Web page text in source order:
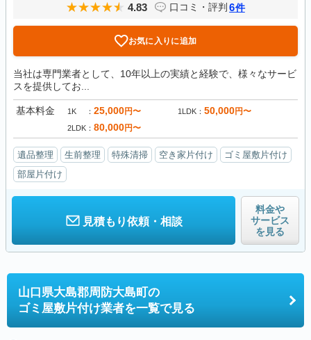
4.83 口コミ・評判 6件
お気に入りに追加
当社は専門業者として、10年以上の実績と経験で、様々なサービ
スを提供してお...
基本料金 1K 25,000円〜 1LDK 50,000円〜
2LDK 80,000円〜
遺品整理 生前整理 特殊清掃 空き家片付け
ゴミ屋敷片付け
部屋片付け
見積もり依頼・相談
料金や
サービス
を見る
山口県大島郡周防大島町の
ゴミ屋敷片付け業者を一覧で見る